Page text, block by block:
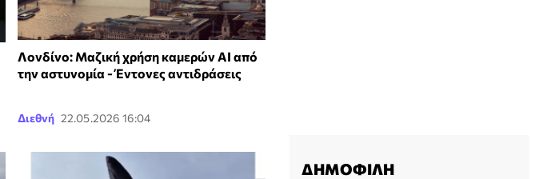
Λονδίνο: Μαζική χρήση καμερών ΑΙ από
την αστυνομία - Έντονες αντιδράσεις
Διεθνή 22.05.2026 16:04
ΔΗΜΟΦΙΛΗ